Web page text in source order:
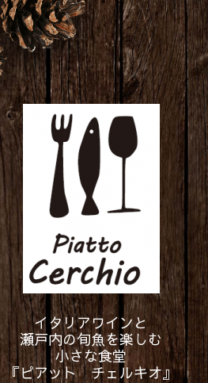
イタリアワインと
瀬戸内の旬魚を楽しむ
小さな食堂
『ピアット チェルキオ』